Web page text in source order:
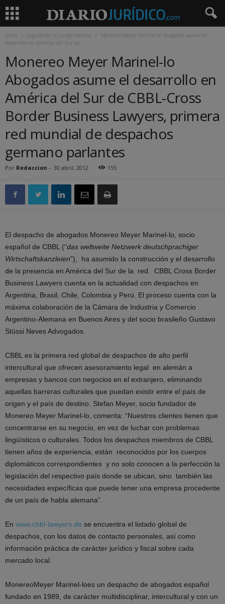
Inicio Legislación y jurisprudencia
Monereo Meyer Marinel-lo Abogados asume el
desarrollo en América del Sur de...
Monereo Meyer Marinel-lo
Abogados asume el desarrollo en
América del Sur de CBBL-Cross
Border Business Lawyers, primera
red mundial de despachos
germano parlantes
Por Redaccion - 30 abril, 2012 155
El despacho de abogados Monereo Meyer Marinel-lo, socio
español de CBBL (“das weltweite Netzwerk deutschprachiger
Wirtschaftskanzleien”), ha asumido la construcción y el desarrollo
de la presencia en América del Sur de la red. CBBL Cross Border
Business Lawyers cuenta en la actualidad con despachos en
Argentina, Brasil, Chile, Colombia y Perú. El proceso cuenta con la
máxima colaboración de la Cámara de Industria y Comercio
Argentino-Alemana en Buenos Aires y del socio brasileño Gustavo
Stüssi Neves Advogados.
CBBL es la primera red global de despachos de alto perfil
intercultural que ofrecen asesoramiento legal en alemán a
empresas y bancos con negocios en el extranjero, eliminando
aquellas barreras culturales que puedan existir entre el país de
origen y el país de destino. Stefan Meyer, socio fundador de
Monereo Meyer Marinel-lo, comenta: “Nuestros clientes tienen que
concentrarse en su negocio, en vez de luchar con problemas
lingüísticos o culturales. Todos los despachos miembros de CBBL
tienen años de experiencia, están reconocidos por los cuerpos
diplomáticos correspondientes y no solo conocen a la perfección la
legislación del respectivo país donde se ubican, sino también las
necesidades específicas que puede tener una empresa procedente
de un país de habla alemana”.
En www.cbbl-lawyers.de se encuentra el listado global de
despachos, con los datos de contacto personales, así como
información práctica de carácter jurídico y fiscal sobre cada
mercado local.
MonereoMeyer Marinel-loes un despacho de abogados español
fundado en 1989, de carácter multidisciplinar, intercultural y con un